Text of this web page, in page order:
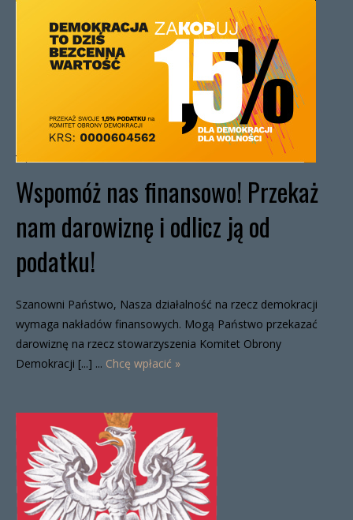
Wspomóż nas finansowo! Przekaż
nam darowiznę i odlicz ją od
podatku!
Szanowni Państwo, Nasza działalność na rzecz demokracji
wymaga nakładów finansowych. Mogą Państwo przekazać
darowiznę na rzecz stowarzyszenia Komitet Obrony
Demokracji [...] ... Chcę wpłacić »